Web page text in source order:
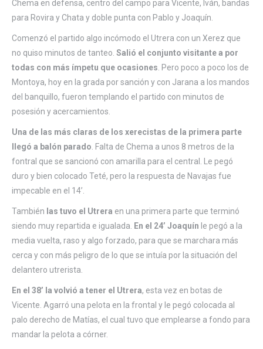
Chema en defensa, centro del campo para Vicente, Iván, bandas
para Rovira y Chata y doble punta con Pablo y Joaquín.
Comenzó el partido algo incómodo el Utrera con un Xerez que
no quiso minutos de tanteo. Salió el conjunto visitante a por
todas con más ímpetu que ocasiones . Pero poco a poco los de
Montoya, hoy en la grada por sanción y con Jarana a los mandos
del banquillo, fueron templando el partido con minutos de
posesión y acercamientos.
Una de las más claras de los xerecistas de la primera parte
llegó a balón parado . Falta de Chema a unos 8 metros de la
fontral que se sancionó con amarilla para el central. Le pegó
duro y bien colocado Teté, pero la respuesta de Navajas fue
impecable en el 14’.
También las tuvo el Utrera en una primera parte que terminó
siendo muy repartida e igualada.
En el 24’ Joaquín le pegó a la
media vuelta, raso y algo forzado, para que se marchara más
cerca y con más peligro de lo que se intuía por la situación del
delantero utrerista.
En el 38’ la volvió a tener el Utrera, esta vez en botas de
Vicente. Agarró una pelota en la frontal y le pegó colocada al
palo derecho de Matías, el cual tuvo que emplearse a fondo para
mandar la pelota a córner.